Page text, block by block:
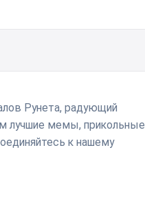
Рунета, радующий
лучшие мемы, прикольные
к нашему